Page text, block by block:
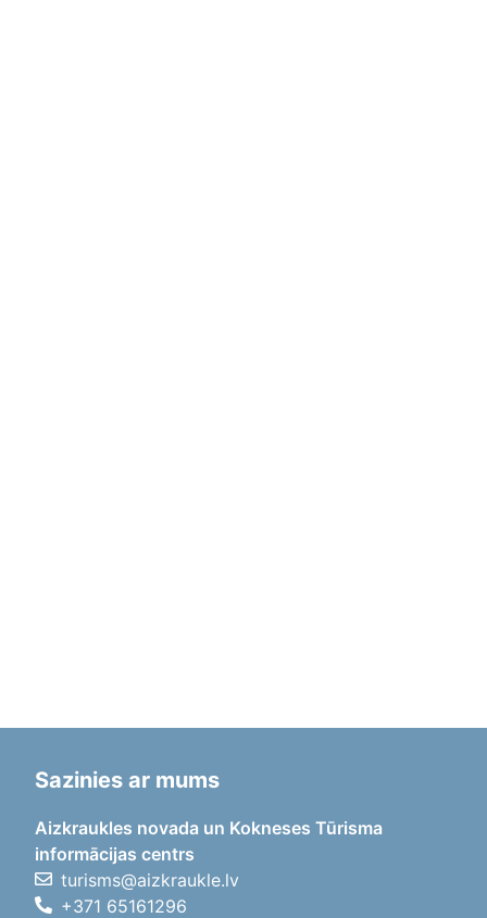
Sazinies ar mums
Aizkraukles novada un Kokneses Tūrisma
informācijas centrs
turisms@aizkraukle.lv
+371 65161296